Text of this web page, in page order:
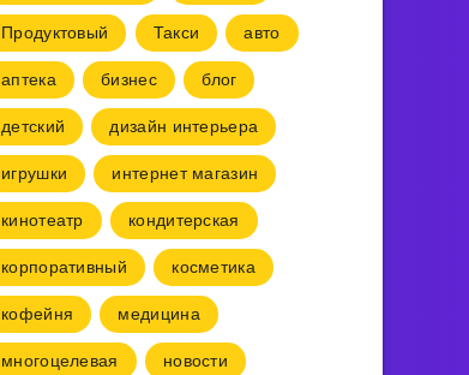
Продуктовый
Такси
авто
аптека
бизнес
блог
детский
дизайн интерьера
игрушки
интернет магазин
кинотеатр
кондитерская
корпоративный
косметика
кофейня
медицина
многоцелевая
новости